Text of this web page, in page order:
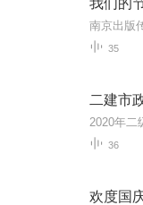
35
二建市
36
欢度国